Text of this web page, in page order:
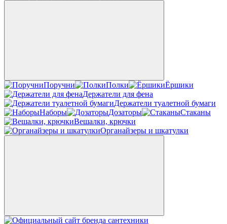
Поручни Полки
Ёршики
Держатели для фена
Держатели туалетной бумаги
Наборы
Дозаторы
Стаканы
Вешалки, крючки
Органайзеры и шкатулки